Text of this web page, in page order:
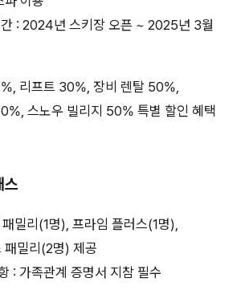
: 2024년 스키장 오픈 ~ 2025년 3월
리프트 30%, 장비 렌탈 50%,
스노우 빌리지 50% 특별 할인 혜택
스
밀리(1명), 프라임 플러스(1명),
패밀리(2명) 제공
: 가족관계 증명서 지참 필수